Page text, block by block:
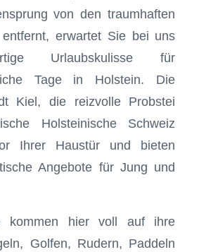
von den traumhaften
entfernt, erwartet Sie bei uns
Urlaubskulisse für
Tage in Holstein. Die
Kiel, die reizvolle Probstei
Holsteinische Schweiz
Ihrer Haustür und bieten
Angebote für Jung und
kommen hier voll auf ihre
Golfen, Rudern, Paddeln